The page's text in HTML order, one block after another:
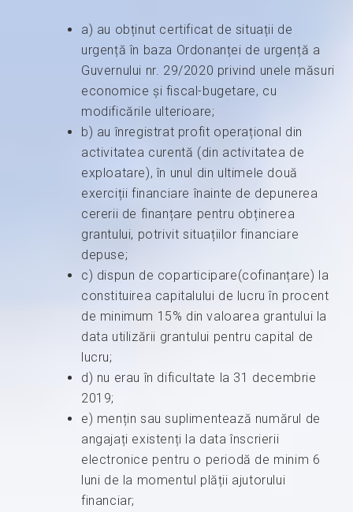
a) au obținut certificat de situații de
urgență în baza Ordonanței de urgență a
Guvernului nr. 29/2020 privind unele măsuri
economice și fiscal-bugetare, cu
modificările ulterioare;
b) au înregistrat profit operațional din
activitatea curentă (din activitatea de
exploatare), în unul din ultimele două
exerciții financiare înainte de depunerea
cererii de finanțare pentru obținerea
grantului, potrivit situațiilor financiare
depuse;
c) dispun de coparticipare(cofinanțare) la
constituirea capitalului de lucru în procent
de minimum 15% din valoarea grantului la
data utilizării grantului pentru capital de
lucru;
d) nu erau în dificultate la 31 decembrie
2019;
e) mențin sau suplimentează numărul de
angajați existenți la data înscrierii
electronice pentru o periodă de minim 6
luni de la momentul plății ajutorului
financiar;